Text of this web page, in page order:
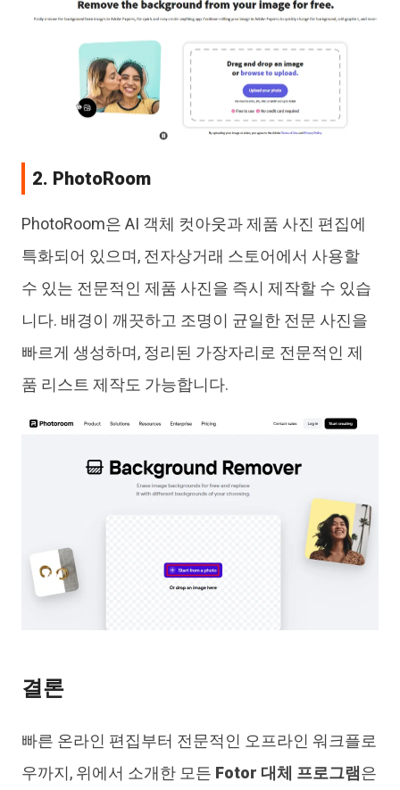
2. PhotoRoom
PhotoRoom은 AI 객체 컷아웃과 제품 사진 편집에
특화되어 있으며, 전자상거래 스토어에서 사용할
수 있는 전문적인 제품 사진을 즉시 제작할 수 있습
니다. 배경이 깨끗하고 조명이 균일한 전문 사진을
빠르게 생성하며, 정리된 가장자리로 전문적인 제
품 리스트 제작도 가능합니다.
결론
빠른 온라인 편집부터 전문적인 오프라인 워크플로
우까지, 위에서 소개한 모든 Fotor 대체 프로그램 은